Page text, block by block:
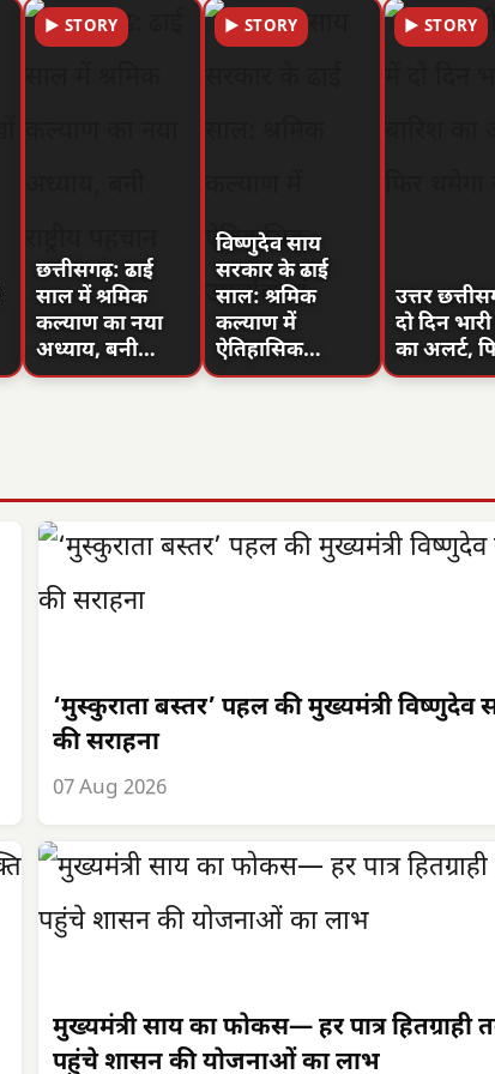
▶ STORY
छत्तीसगढ़: ढाई
साल में श्रमिक
कल्याण का नया
अध्याय, बनी…
▶ STORY
विष्णुदेव साय
सरकार के ढाई
साल: श्रमिक
कल्याण में
ऐतिहासिक…
▶ STORY
उत्तर
दो दिन
का अलर्ट,
‘मुस्कुराता बस्तर’ पहल की मुख्यमंत्री विष्णुदेव
की सराहना
07 Aug 2026
मुख्यमंत्री साय का फोकस— हर पात्र हितग्राही
पहुंचे शासन की योजनाओं का लाभ